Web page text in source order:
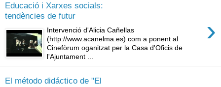
Educació i Xarxes socials:
tendències de futur
›
Intervenció d'Alicia Cañellas
(http://www.acanelma.es) com a ponent al
Cinefòrum oganitzat per la Casa d'Oficis de
l'Ajuntament ...
El método didáctico de "El